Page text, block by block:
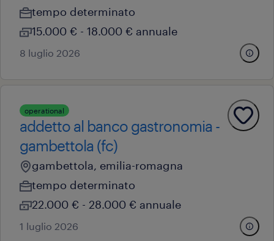
tempo determinato
15.000 € - 18.000 € annuale
8 luglio 2026
operational
addetto al banco gastronomia -
gambettola (fc)
gambettola, emilia-romagna
tempo determinato
22.000 € - 28.000 € annuale
1 luglio 2026